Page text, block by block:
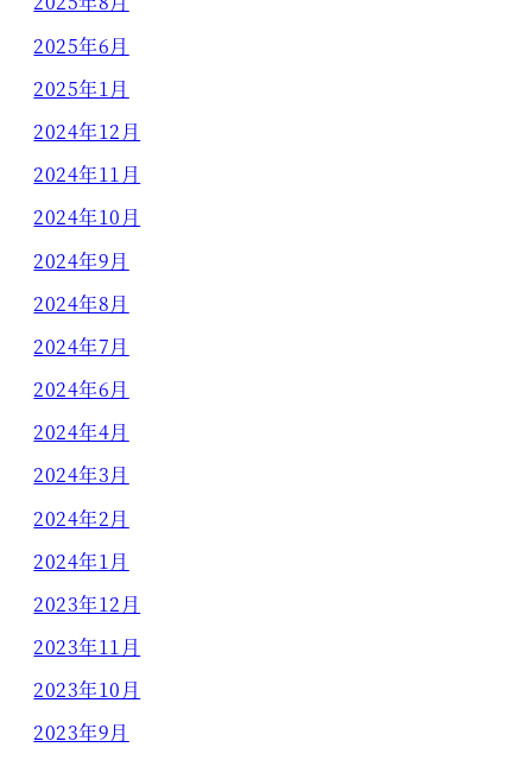
2025年6月
2025年1月
2024年12月
2024年11月
2024年10月
2024年9月
2024年8月
2024年7月
2024年6月
2024年4月
2024年3月
2024年2月
2024年1月
2023年12月
2023年11月
2023年10月
2023年9月